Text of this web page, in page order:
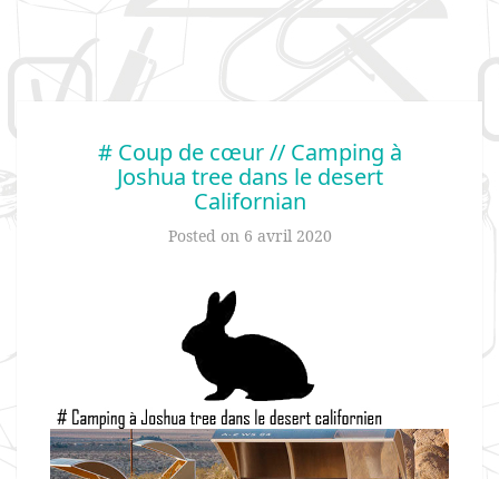
# Coup de cœur // Camping à
Joshua tree dans le desert
Californian
Posted on 6 avril 2020